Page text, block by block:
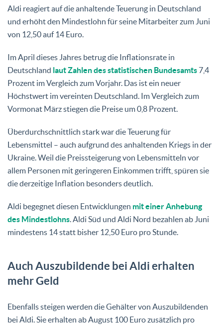
Aldi reagiert auf die anhaltende Teuerung in Deutschland
und erhöht den Mindestlohn für seine Mitarbeiter zum Juni
von 12,50 auf 14 Euro.
Im April dieses Jahres betrug die Inflationsrate in
Deutschland laut Zahlen des statistischen Bundesamts 7,4
Prozent im Vergleich zum Vorjahr. Das ist ein neuer
Höchstwert im vereinten Deutschland. Im Vergleich zum
Vormonat März stiegen die Preise um 0,8 Prozent.
Überdurchschnittlich stark war die Teuerung für
Lebensmittel – auch aufgrund des anhaltenden Kriegs in der
Ukraine. Weil die Preissteigerung von Lebensmitteln vor
allem Personen mit geringeren Einkommen trifft, spüren sie
die derzeitige Inflation besonders deutlich.
Aldi begegnet diesen Entwicklungen mit einer Anhebung
des Mindestlohns. Aldi Süd und Aldi Nord bezahlen ab Juni
mindestens 14 statt bisher 12,50 Euro pro Stunde.
Auch Auszubildende bei Aldi erhalten
mehr Geld
Ebenfalls steigen werden die Gehälter von Auszubildenden
bei Aldi. Sie erhalten ab August 100 Euro zusätzlich pro